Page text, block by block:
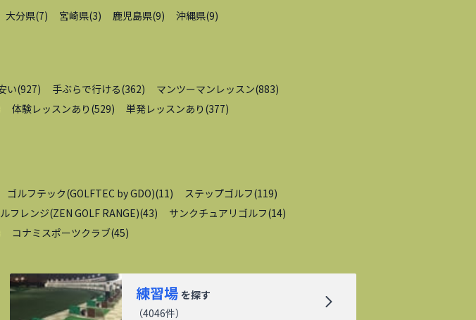
大分県(7) 宮崎県(3) 鹿児島県(9) 沖縄県(9)
い(927) 手ぶらで行ける(362) マンツーマンレッスン(883)
体験レッスンあり (529) 単発レッスンあり (377)
ゴルフテック(GOLFTEC by GDO)(11) ステップゴルフ(119)
フレンジ(ZEN GOLF RANGE)(43) サンクチュアリゴルフ(14)
コナミスポーツクラブ(45)
練習場 を探す
（4046件）